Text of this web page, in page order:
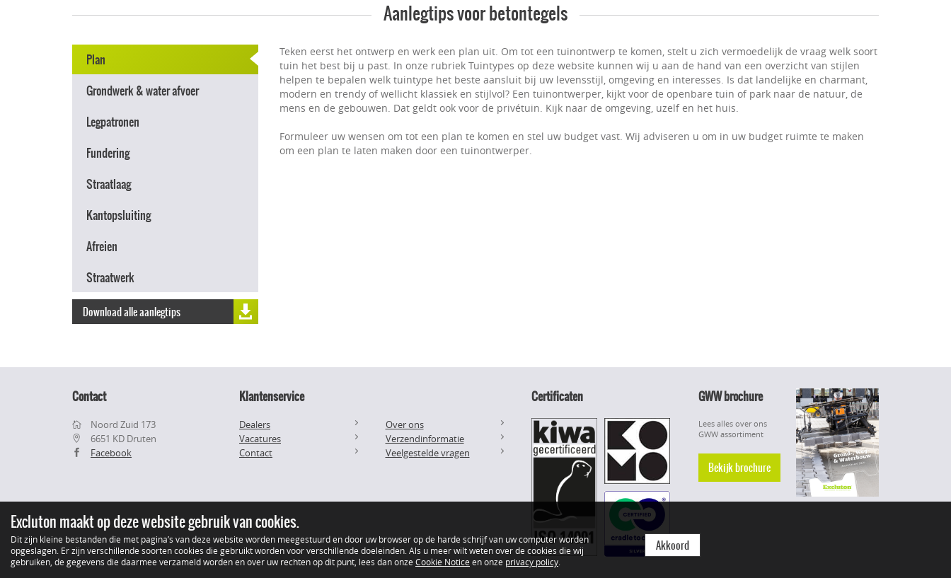
Aanlegtips voor betontegels
Plan
Grondwerk & water afvoer
Legpatronen
Fundering
Straatlaag
Kantopsluiting
Afreien
Straatwerk
Download alle aanlegtips
Teken eerst het ontwerp en werk een plan uit. Om tot een tuinontwerp te komen, stelt u zich vermoedelijk de vraag welk soort
tuin het best bij u past. In onze rubriek Tuintypes op deze website kunnen wij u aan de hand van een overzicht van stijlen
helpen te bepalen welk tuintype het beste aansluit bij uw levensstijl, omgeving en interesses. Is dat landelijke en charmant,
modern en trendy of wellicht klassiek en stijlvol? Een tuinontwerper, kijkt voor de openbare tuin of park naar de natuur, de
mens en de gebouwen. Dat geldt ook voor de privétuin. Kijk naar de omgeving, uzelf en het huis.
Formuleer uw wensen om tot een plan te komen en stel uw budget vast. Wij adviseren u om in uw budget ruimte te maken
om een plan te laten maken door een tuinontwerper.
Contact
Noord Zuid 173
6651 KD Druten
Facebook
Klantenservice
Dealers
Vacatures
Contact
Over ons
Verzendinformatie
Veelgestelde vragen
Certificaten GWW brochure
Lees alles over ons
GWW assortiment
Bekijk brochure
Excluton maakt op deze website gebruik van cookies.
Dit zijn kleine bestanden die met pagina’s van deze website worden meegestuurd en door uw browser op de harde schrijf van uw computer worden
opgeslagen. Er zijn verschillende soorten cookies die gebruikt worden voor verschillende doeleinden. Als u meer wilt weten over de cookies die wij
gebruiken, de gegevens die daarmee verzameld worden en over uw rechten op dit punt, lees dan onze Cookie Notice en onze privacy policy
Akkoord